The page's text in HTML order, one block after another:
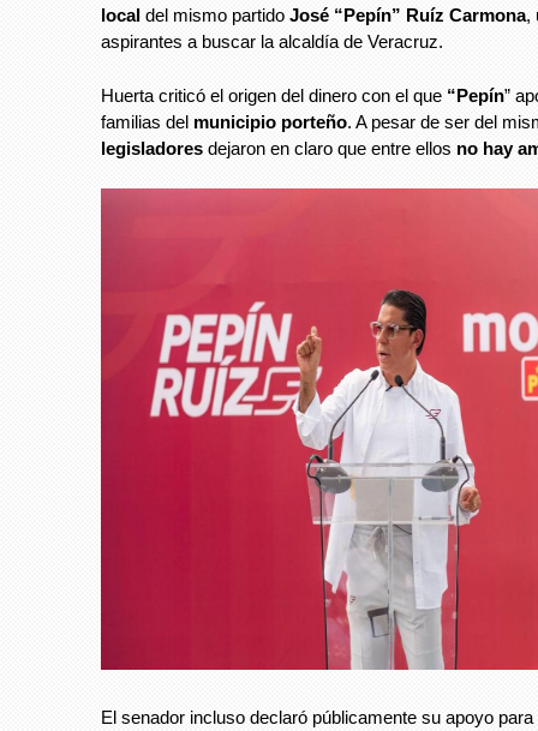
local del mismo partido José “Pepín” Ruíz Carmona,
aspirantes a buscar la alcaldía de Veracruz.
Huerta criticó el origen del dinero con el que “Pepín”
familias del municipio porteño. A pesar de ser del
legisladores dejaron en claro que entre ellos no hay
El senador incluso declaró públicamente su apoyo para